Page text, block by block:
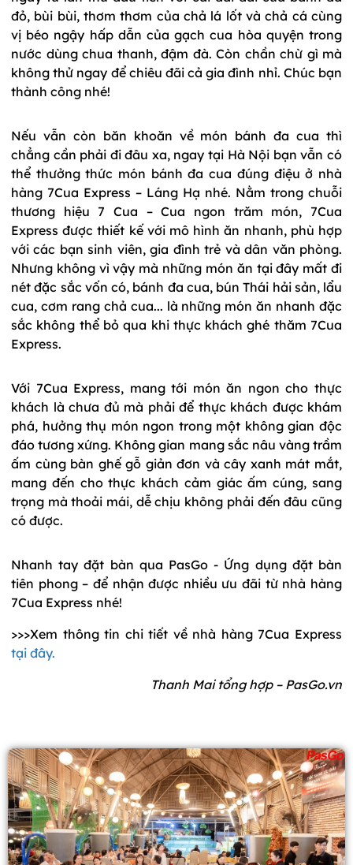
đỏ, bùi bùi, thơm thơm của chả lá lốt và chả cá cùng
vị béo ngậy hấp dẫn của gạch cua hòa quyện trong
nước dùng chua thanh, đậm đà. Còn chần chừ gì mà
không thử ngay để chiêu đãi cả gia đình nhỉ. Chúc bạn
thành công nhé!
Nếu vẫn còn băn khoăn về món bánh đa cua thì
chẳng cần phải đi đâu xa, ngay tại Hà Nội bạn vẫn có
thể thưởng thức món bánh đa cua đúng điệu ở nhà
hàng 7Cua Express – Láng Hạ nhé. Nằm trong chuỗi
thương hiệu 7 Cua – Cua ngon trăm món, 7Cua
Express được thiết kế với mô hình ăn nhanh, phù hợp
với các bạn sinh viên, gia đình trẻ và dân văn phòng.
Nhưng không vì vậy mà những món ăn tại đây mất đi
nét đặc sắc vốn có, bánh đa cua, bún Thái hải sản, lẩu
cua, cơm rang chả cua... là những món ăn nhanh đặc
sắc không thể bỏ qua khi thực khách ghé thăm 7Cua
Express.
Với 7Cua Express, mang tới món ăn ngon cho thực
khách là chưa đủ mà phải để thực khách được khám
phá, hưởng thụ món ngon trong một không gian độc
đáo tương xứng. Không gian mang sắc nâu vàng trầm
ấm cùng bàn ghế gỗ giản đơn và cây xanh mát mắt,
mang đến cho thực khách cảm giác ấm cúng, sang
trọng mà thoải mái, dễ chịu không phải đến đâu cũng
có được.
Nhanh tay đặt bàn qua PasGo - Ứng dụng đặt bàn
tiên phong – để nhận được nhiều ưu đãi từ nhà hàng
7Cua Express nhé!
>>>Xem thông tin chi tiết về nhà hàng 7Cua Express
tại đây.
Thanh Mai tổng hợp – PasGo.vn